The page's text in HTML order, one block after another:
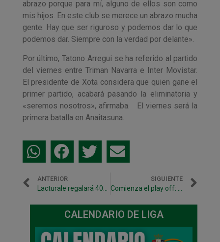
abrazo porque para mí, alguno de ellos son como
mis hijos. En este club se merece un abrazo mucha
gente. Hay que ser riguroso y podemos dar lo que
podemos dar. Siempre con la verdad por delante».
Por último, Tatono Arregui se ha referido al partido
del viernes entre Triman Navarra e Inter Movistar.
El presidente de Xota considera que quien gane el
primer partido, acabará pasando la eliminatoria y
«seremos nosotros», afirmaba. El viernes será la
primera batalla en Anaitasuna.
ANTERIOR SIGUIENTE
CALENDARIO DE LIGA